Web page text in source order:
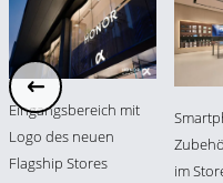
Eingangsbereich mit
Logo des neuen
Flagship Stores
im